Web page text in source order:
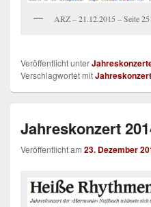
ARZ – 21.12.2015 – Seite 25
Veröffentlicht unter
Verschlagwortet mitJahreskonzert
Jahreskonzert
Veröffentlicht am 23. Dezember